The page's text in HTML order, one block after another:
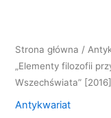
Strona główna /
„Elementy filozofii
Wszechświata” [2016]
Antykwariat